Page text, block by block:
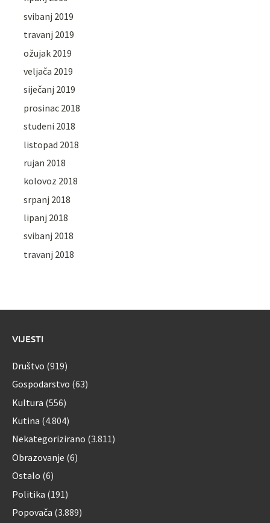
svibanj 2019
travanj 2019
ožujak 2019
veljača 2019
siječanj 2019
prosinac 2018
studeni 2018
listopad 2018
rujan 2018
kolovoz 2018
srpanj 2018
lipanj 2018
svibanj 2018
travanj 2018
VIJESTI
Društvo (919)
Gospodarstvo (63)
Kultura (556)
Kutina (4.804)
Nekategorizirano (3.811)
Obrazovanje (6)
Ostalo (6)
Politika (191)
Popovača (3.889)